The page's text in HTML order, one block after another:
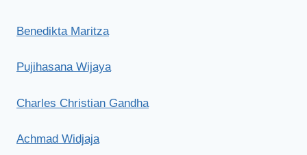
Benedikta Maritza
Pujihasana Wijaya
Charles Christian Gandha
Achmad Widjaja